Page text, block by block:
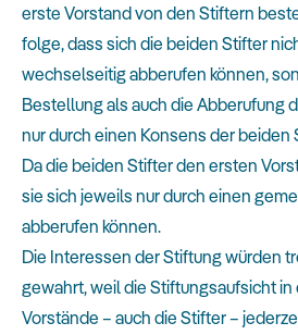
erste Vorstand von den Stiftern
folge, dass sich die beiden Stifter
wechselseitig abberufen können,
Bestellung als auch die Abberufung
nur durch einen Konsens der
Da die beiden Stifter den ersten
sie sich jeweils nur durch einen
abberufen können.
Die Interessen der Stiftung würden
gewahrt, weil die Stiftungsaufsicht in
Vorstände – auch die Stifter –